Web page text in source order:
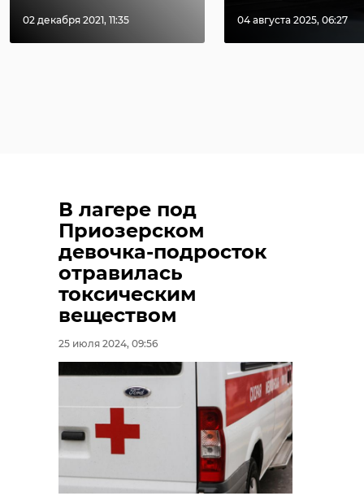
02 декабря 2021, 11:35 04 августа 2025, 06:27
В лагере под
Приозерском
девочка-подросток
отравилась
токсическим
веществом
25 июля 2024, 09:56